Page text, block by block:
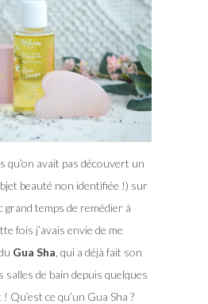
qu’on avait pas découvert un
beauté non identifiée !) sur
grand temps de remédier à
fois j’avais envie de me
Gua Sha , qui a déjà fait son
de bain depuis quelques
Qu’est ce qu’un Gua Sha ?